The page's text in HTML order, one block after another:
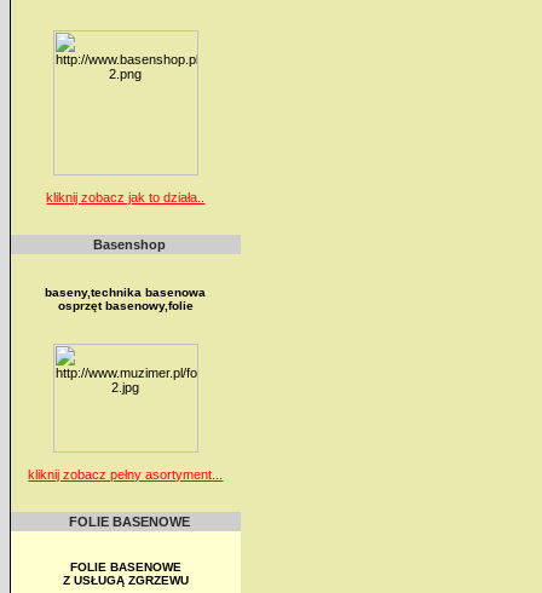
kliknij zobacz jak to działa..
Basenshop
baseny,technika basenowa
osprzęt basenowy,folie
kliknij zobacz pełny asortyment...
FOLIE BASENOWE
FOLIE BASENOWE
Z USŁUGĄ ZGRZEWU